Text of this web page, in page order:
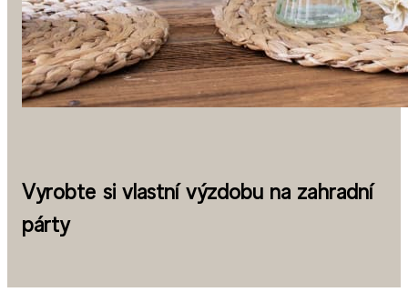
Vyrobte si vlastní výzdobu na zahradní
párty